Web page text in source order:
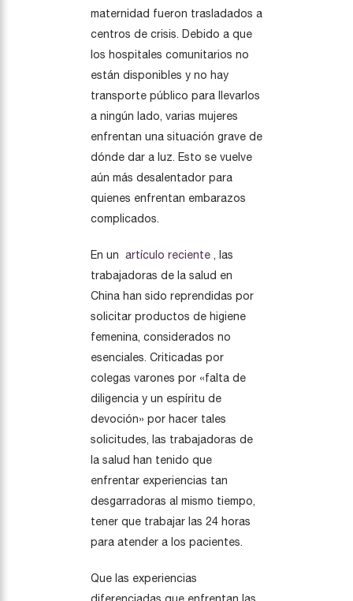
maternidad fueron trasladados a
centros de crisis. Debido a que
los hospitales comunitarios no
están disponibles y no hay
transporte público para llevarlos
a ningún lado, varias mujeres
enfrentan una situación grave de
dónde dar a luz. Esto se vuelve
aún más desalentador para
quienes enfrentan embarazos
complicados.
En un artículo reciente , las
trabajadoras de la salud en
China han sido reprendidas por
solicitar productos de higiene
femenina, considerados no
esenciales. Criticadas por
colegas varones por «falta de
diligencia y un espíritu de
devoción» por hacer tales
solicitudes, las trabajadoras de
la salud han tenido que
enfrentar experiencias tan
desgarradoras al mismo tiempo,
tener que trabajar las 24 horas
para atender a los pacientes.
Que las experiencias
diferenciadas que enfrentan las